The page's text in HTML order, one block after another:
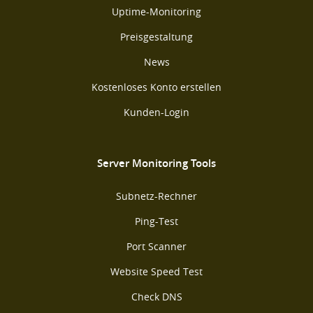
Uptime-Monitoring
Preisgestaltung
News
Kostenloses Konto erstellen
Kunden-Login
Server Monitoring Tools
Subnetz-Rechner
Ping-Test
Port Scanner
Website Speed Test
Check DNS